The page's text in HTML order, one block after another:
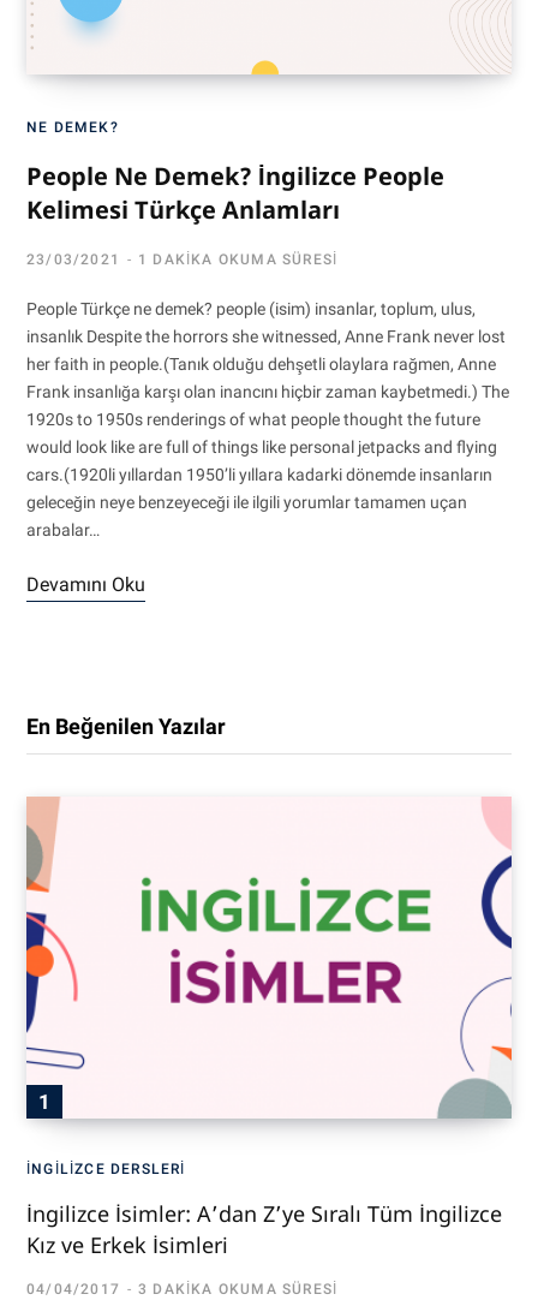
NE DEMEK?
People Ne Demek? İngilizce People
Kelimesi Türkçe Anlamları
23/03/2021 1 DAKIKA OKUMA SÜRESI
People Türkçe ne demek? people (isim) insanlar, toplum, ulus,
insanlık Despite the horrors she witnessed, Anne Frank never lost
her faith in people.(Tanık olduğu dehşetli olaylara rağmen, Anne
Frank insanlığa karşı olan inancını hiçbir zaman kaybetmedi.) The
1920s to 1950s renderings of what people thought the future
would look like are full of things like personal jetpacks and flying
cars.(1920li yıllardan 1950’li yıllara kadarki dönemde insanların
geleceğin neye benzeyeceği ile ilgili yorumlar tamamen uçan
arabalar…
Devamını Oku
En Beğenilen Yazılar
İNGILIZCE DERSLERI
İngilizce İsimler: A’dan Z’ye Sıralı Tüm İngilizce
Kız ve Erkek İsimleri
04/04/2017 3 DAKIKA OKUMA SÜRESI